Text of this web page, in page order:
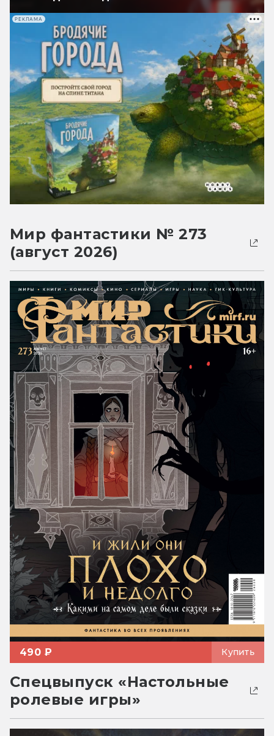
РЕКЛАМА
Мир фантастики № 273
(август 2026)
490 ₽ Купить
Спецвыпуск «Настольные
ролевые игры»